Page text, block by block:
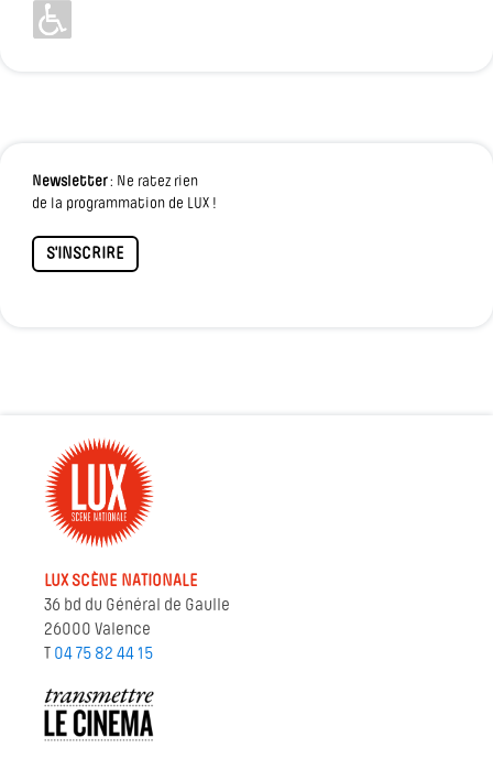
Newsletter: Ne ratez rien
de la programmation de LUX !
S'INSCRIRE
LUX SCÈNE NATIONALE
36 bd du Général de Gaulle
26000 Valence
T 04 75 82 44 15